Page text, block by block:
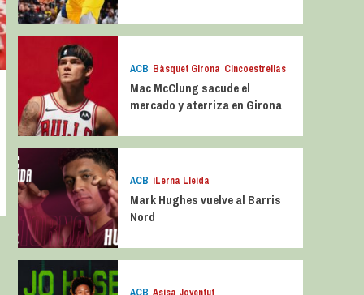
ACB Bàsquet Girona Cincoestrellas
Mac McClung sacude el
mercado y aterriza en Girona
ACB iLerna Lleida
Mark Hughes vuelve al Barris
Nord